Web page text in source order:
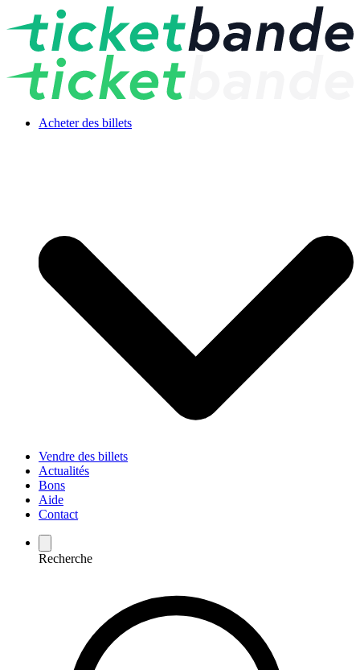
Acheter des billets
Vendre des billets
Actualités
Bons
Aide
Contact
Recherche